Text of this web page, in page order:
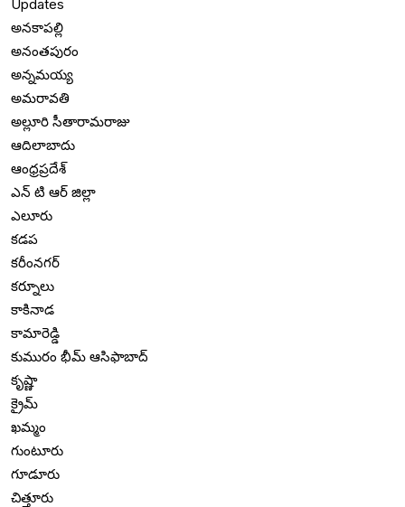
Updates
అనకాపల్లి
అనంతపురం
అన్నమయ్య
అమరావతి
అల్లూరి సీతారామరాజు
ఆదిలాబాదు
ఆంధ్రప్రదేశ్
ఎన్ టి ఆర్ జిల్లా
ఎలూరు
కడప
కరీంనగర్
కర్నూలు
కాకినాడ
కామారెడ్డి
కుమురం భీమ్ ఆసిఫాబాద్
కృష్ణా
క్రైమ్
ఖమ్మం
గుంటూరు
గూడూరు
చిత్తూరు